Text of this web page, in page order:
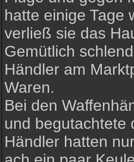
hatte einige Tage
verließ sie das
Gemütlich
Händler am
Waren.
Bei den
und begutachtete
Händler hatten